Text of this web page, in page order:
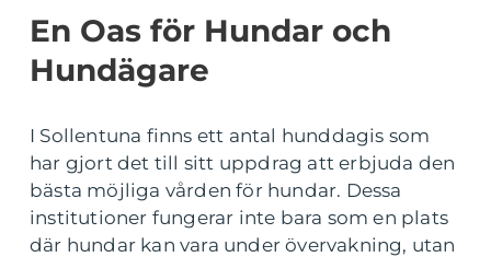
En Oas för Hundar och
Hundägare
I Sollentuna finns ett antal hunddagis som
har gjort det till sitt uppdrag att erbjuda den
bästa möjliga vården för hundar. Dessa
institutioner fungerar inte bara som en plats
där hundar kan vara under övervakning, utan